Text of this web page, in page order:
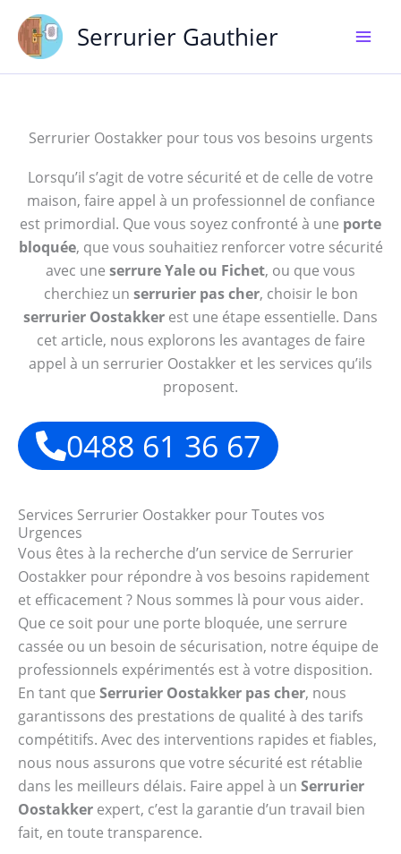
contenu
Serrurier Gauthier
Serrurier Oostakker pour tous vos besoins urgents
Lorsqu’il s’agit de votre sécurité et de celle de votre
maison, faire appel à un professionnel de confiance
est primordial. Que vous soyez confronté à une porte
bloquée, que vous souhaitiez renforcer votre sécurité
avec une serrure Yale ou Fichet, ou que vous
cherchiez un serrurier pas cher, choisir le bon
serrurier Oostakker est une étape essentielle. Dans
cet article, nous explorons les avantages de faire
appel à un serrurier Oostakker et les services qu’ils
proposent.
0488 61 36 67
Services Serrurier Oostakker pour Toutes vos
Urgences
Vous êtes à la recherche d’un service de Serrurier
Oostakker pour répondre à vos besoins rapidement
et efficacement ? Nous sommes là pour vous aider.
Que ce soit pour une porte bloquée, une serrure
cassée ou un besoin de sécurisation, notre équipe de
professionnels expérimentés est à votre disposition.
En tant que Serrurier Oostakker pas cher, nous
garantissons des prestations de qualité à des tarifs
compétitifs. Avec des interventions rapides et fiables,
nous nous assurons que votre sécurité est rétablie
dans les meilleurs délais. Faire appel à un Serrurier
Oostakker expert, c’est la garantie d’un travail bien
fait, en toute transparence.